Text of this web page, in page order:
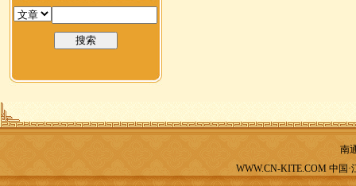
南
WWW.CN-KITE.COM 中国·